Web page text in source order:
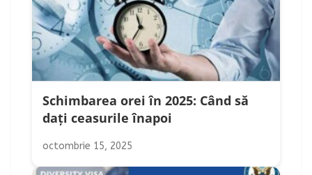
Schimbarea orei în 2025: Când să
dați ceasurile înapoi
octombrie 15, 2025